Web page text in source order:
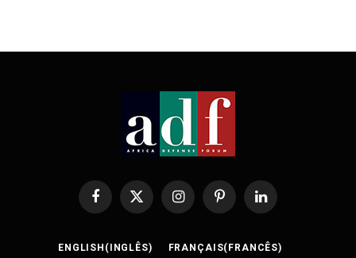
Facebook
X
InstagramPinterestLinkedIn
ENGLISH (INGLÊS) FRANÇAIS(FRANCÊS)